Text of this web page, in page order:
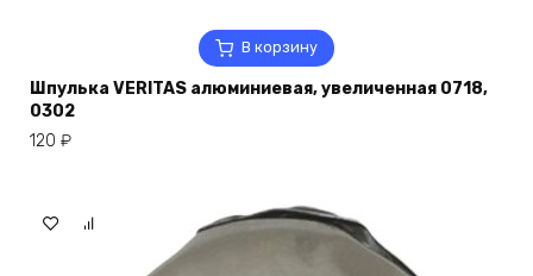
В корзину
Шпулька VERITAS алюминиевая, увеличенная 0718,
0302
120 ₽